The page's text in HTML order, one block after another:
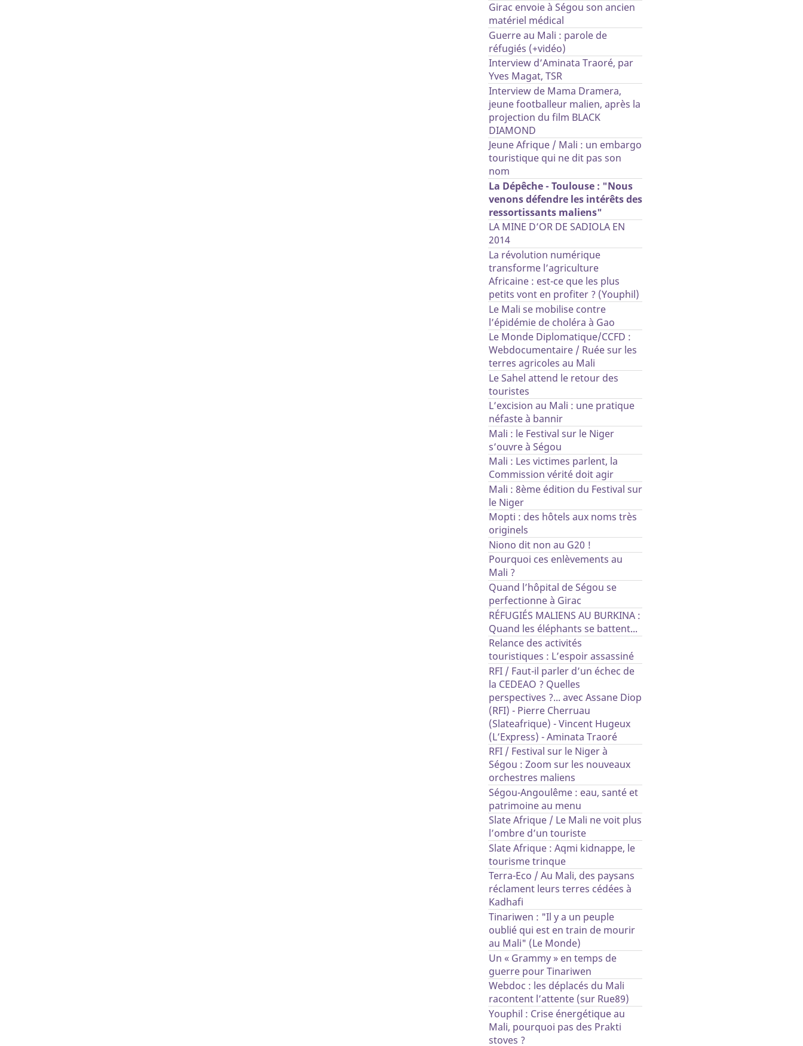
Girac envoie à Ségou son ancien
matériel médical
Guerre au Mali : parole de
réfugiés (+vidéo)
Interview d’Aminata Traoré, par
Yves Magat, TSR
Interview de Mama Dramera,
jeune footballeur malien, après la
projection du film BLACK
DIAMOND
Jeune Afrique / Mali : un embargo
touristique qui ne dit pas son
nom
La Dépêche - Toulouse : "Nous
venons défendre les intérêts des
ressortissants maliens"
LA MINE D’OR DE SADIOLA EN
2014
La révolution numérique
transforme l’agriculture
Africaine : est-ce que les plus
petits vont en profiter ? (Youphil)
Le Mali se mobilise contre
l’épidémie de choléra à Gao
Le Monde Diplomatique/CCFD :
Webdocumentaire / Ruée sur les
terres agricoles au Mali
Le Sahel attend le retour des
touristes
L’excision au Mali : une pratique
néfaste à bannir
Mali : le Festival sur le Niger
s’ouvre à Ségou
Mali : Les victimes parlent, la
Commission vérité doit agir
Mali : 8ème édition du Festival sur
le Niger
Mopti : des hôtels aux noms très
originels
Niono dit non au G20 !
Pourquoi ces enlèvements au
Mali ?
Quand l’hôpital de Ségou se
perfectionne à Girac
RÉFUGIÉS MALIENS AU BURKINA :
Quand les éléphants se battent...
Relance des activités
touristiques : L’espoir assassiné
RFI / Faut-il parler d’un échec de
la CEDEAO ? Quelles
perspectives ?... avec Assane Diop
(RFI) - Pierre Cherruau
(Slateafrique) - Vincent Hugeux
(L’Express) - Aminata Traoré
RFI / Festival sur le Niger à
Ségou : Zoom sur les nouveaux
orchestres maliens
Ségou-Angoulême : eau, santé et
patrimoine au menu
Slate Afrique / Le Mali ne voit plus
l’ombre d’un touriste
Slate Afrique : Aqmi kidnappe, le
tourisme trinque
Terra-Eco / Au Mali, des paysans
réclament leurs terres cédées à
Kadhafi
Tinariwen : "Il y a un peuple
oublié qui est en train de mourir
au Mali" (Le Monde)
Un « Grammy » en temps de
guerre pour Tinariwen
Webdoc : les déplacés du Mali
racontent l’attente (sur Rue89)
Youphil : Crise énergétique au
Mali, pourquoi pas des Prakti
stoves ?